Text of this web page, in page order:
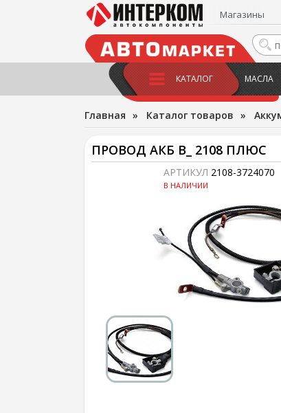
Магазины
КАТАЛОГ МАСЛА
Главная » Каталог товаров »
ПРОВОД АКБ В_ 2108 ПЛЮС
АРТИКУЛ 2108-3724070
В НАЛИЧИИ